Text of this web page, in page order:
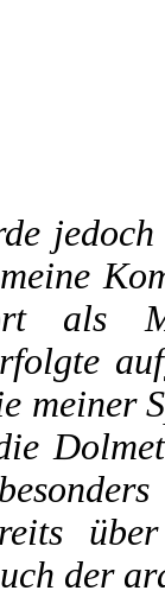
als
meiner
der